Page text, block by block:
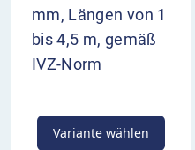
mm, Längen von 1
bis 4,5 m, gemäß
IVZ-Norm
Variante wählen